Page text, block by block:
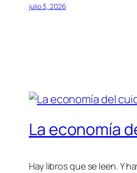
julio 3, 2026
La economía
Hay libros que se leen. Y